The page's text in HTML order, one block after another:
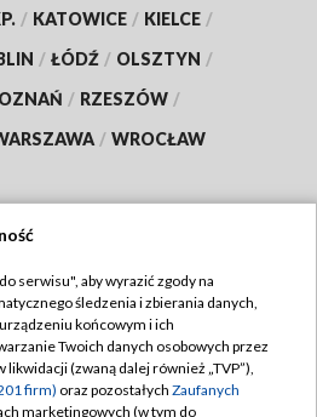
/ KATOWICE / KIELCE /
/ ŁÓDŹ / OLSZTYN /
/ RZESZÓW /
/ WROCŁAW
TVP
TVP
prywatności
serwisu", aby wyrazić zgody na
śledzenia i zbierania danych,
końcowym i ich
Twoich danych osobowych przez
likwidacji (zwaną dalej również „TVP”),
firm) oraz pozostałych Zaufanych
marketingowych (w tym do